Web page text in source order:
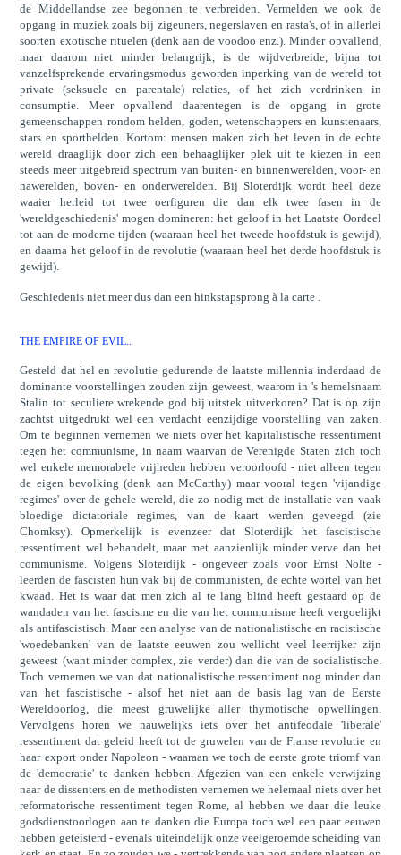
de Middellandse zee begonnen te verbreiden. Vermelden we ook de
opgang in muziek zoals bij zigeuners, negerslaven en rasta's, of in allerlei
soorten exotische rituelen (denk aan de voodoo enz.). Minder opvallend,
maar daarom niet minder belangrijk, is de wijdverbreide, bijna tot
vanzelfsprekende ervaringsmodus geworden inperking van de wereld tot
private (seksuele en parentale) relaties, of het zich verdrinken in
consumptie. Meer opvallend daarentegen is de opgang in grote
gemeenschappen rondom helden, goden, wetenschappers en kunstenaars,
stars en sporthelden. Kortom: mensen maken zich het leven in de echte
wereld draaglijk door zich een behaaglijker plek uit te kiezen in een
steeds meer uitgebreid spectrum van buiten- en binnenwerelden, voor- en
nawerelden, boven- en onderwerelden. Bij Sloterdijk wordt heel deze
waaier herleid tot twee oerfiguren die dan elk twee fasen in de
'wereldgeschiedenis' mogen domineren: het geloof in het Laatste Oordeel
tot aan de moderne tijden (waaraan heel het tweede hoofdstuk is gewijd),
en daarna het geloof in de revolutie (waaraan heel het derde hoofdstuk is
gewijd).
Geschiedenis niet meer dus dan een hinkstapsprong à la carte .
THE EMPIRE OF EVIL..
Gesteld dat hel en revolutie gedurende de laatste millennia inderdaad de
dominante voorstellingen zouden zijn geweest, waarom in 's hemelsnaam
Stalin tot seculiere wrekende god bij uitstek uitverkoren? Dat is op zijn
zachtst uitgedrukt wel een verdacht eenzijdige voorstelling van zaken.
Om te beginnen vernemen we niets over het kapitalistische ressentiment
tegen het communisme, in naam waarvan de Verenigde Staten zich toch
wel enkele memorabele vrijheden hebben veroorloofd - niet alleen tegen
de eigen bevolking (denk aan McCarthy) maar vooral tegen 'vijandige
regimes' over de gehele wereld, die zo nodig met de installatie van vaak
bloedige dictatoriale regimes, van de kaart werden geveegd (zie
Chomksy). Opmerkelijk is evenzeer dat Sloterdijk het fascistische
ressentiment wel behandelt, maar met aanzienlijk minder verve dan het
communisme. Volgens Sloterdijk - ongeveer zoals voor Ernst Nolte -
leerden de fascisten hun vak bij de communisten, de echte wortel van het
kwaad. Het is waar dat men zich al te lang blind heeft gestaard op de
wandaden van het fascisme en die van het communisme heeft vergoelijkt
als antifascistisch. Maar een analyse van de nationalistische en racistische
'woedebanken' van de laatste eeuwen zou wellicht veel leerrijker zijn
geweest (want minder complex, zie verder) dan die van de socialistische.
Toch vernemen we van dat nationalistische ressentiment nog minder dan
van het fascistische - alsof het niet aan de basis lag van de Eerste
Wereldoorlog, die meest gruwelijke aller thymotische opwellingen.
Vervolgens horen we nauwelijks iets over het antifeodale 'liberale'
ressentiment dat geleid heeft tot de gruwelen van de Franse revolutie en
haar export onder Napoleon - waaraan we toch de eerste grote triomf van
de 'democratie' te danken hebben. Afgezien van een enkele verwijzing
naar de dissenters en de methodisten vernemen we helemaal niets over het
reformatorische ressentiment tegen Rome, al hebben we daar die leuke
godsdienstoorlogen aan te danken die Europa toch wel een paar eeuwen
hebben geteisterd - evenals uiteindelijk onze veelgeroemde scheiding van